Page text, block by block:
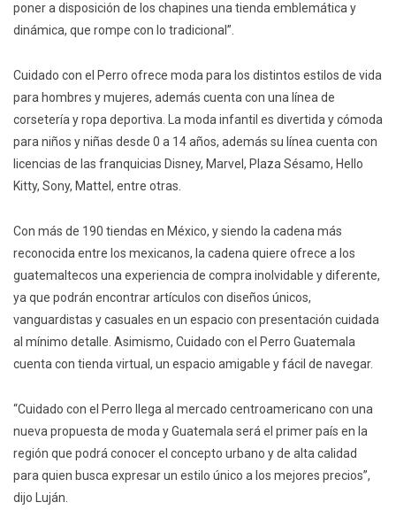
poner a disposición de los chapines una tienda emblemática y
dinámica, que rompe con lo tradicional”.
Cuidado con el Perro ofrece moda para los distintos estilos de vida
para hombres y mujeres, además cuenta con una línea de
corsetería y ropa deportiva. La moda infantil es divertida y cómoda
para niños y niñas desde 0 a 14 años, además su línea cuenta con
licencias de las franquicias Disney, Marvel, Plaza Sésamo, Hello
Kitty, Sony, Mattel, entre otras.
Con más de 190 tiendas en México, y siendo la cadena más
reconocida entre los mexicanos, la cadena quiere ofrece a los
guatemaltecos una experiencia de compra inolvidable y diferente,
ya que podrán encontrar artículos con diseños únicos,
vanguardistas y casuales en un espacio con presentación cuidada
al mínimo detalle. Asimismo, Cuidado con el Perro Guatemala
cuenta con tienda virtual, un espacio amigable y fácil de navegar.
“Cuidado con el Perro llega al mercado centroamericano con una
nueva propuesta de moda y Guatemala será el primer país en la
región que podrá conocer el concepto urbano y de alta calidad
para quien busca expresar un estilo único a los mejores precios”,
dijo Luján.